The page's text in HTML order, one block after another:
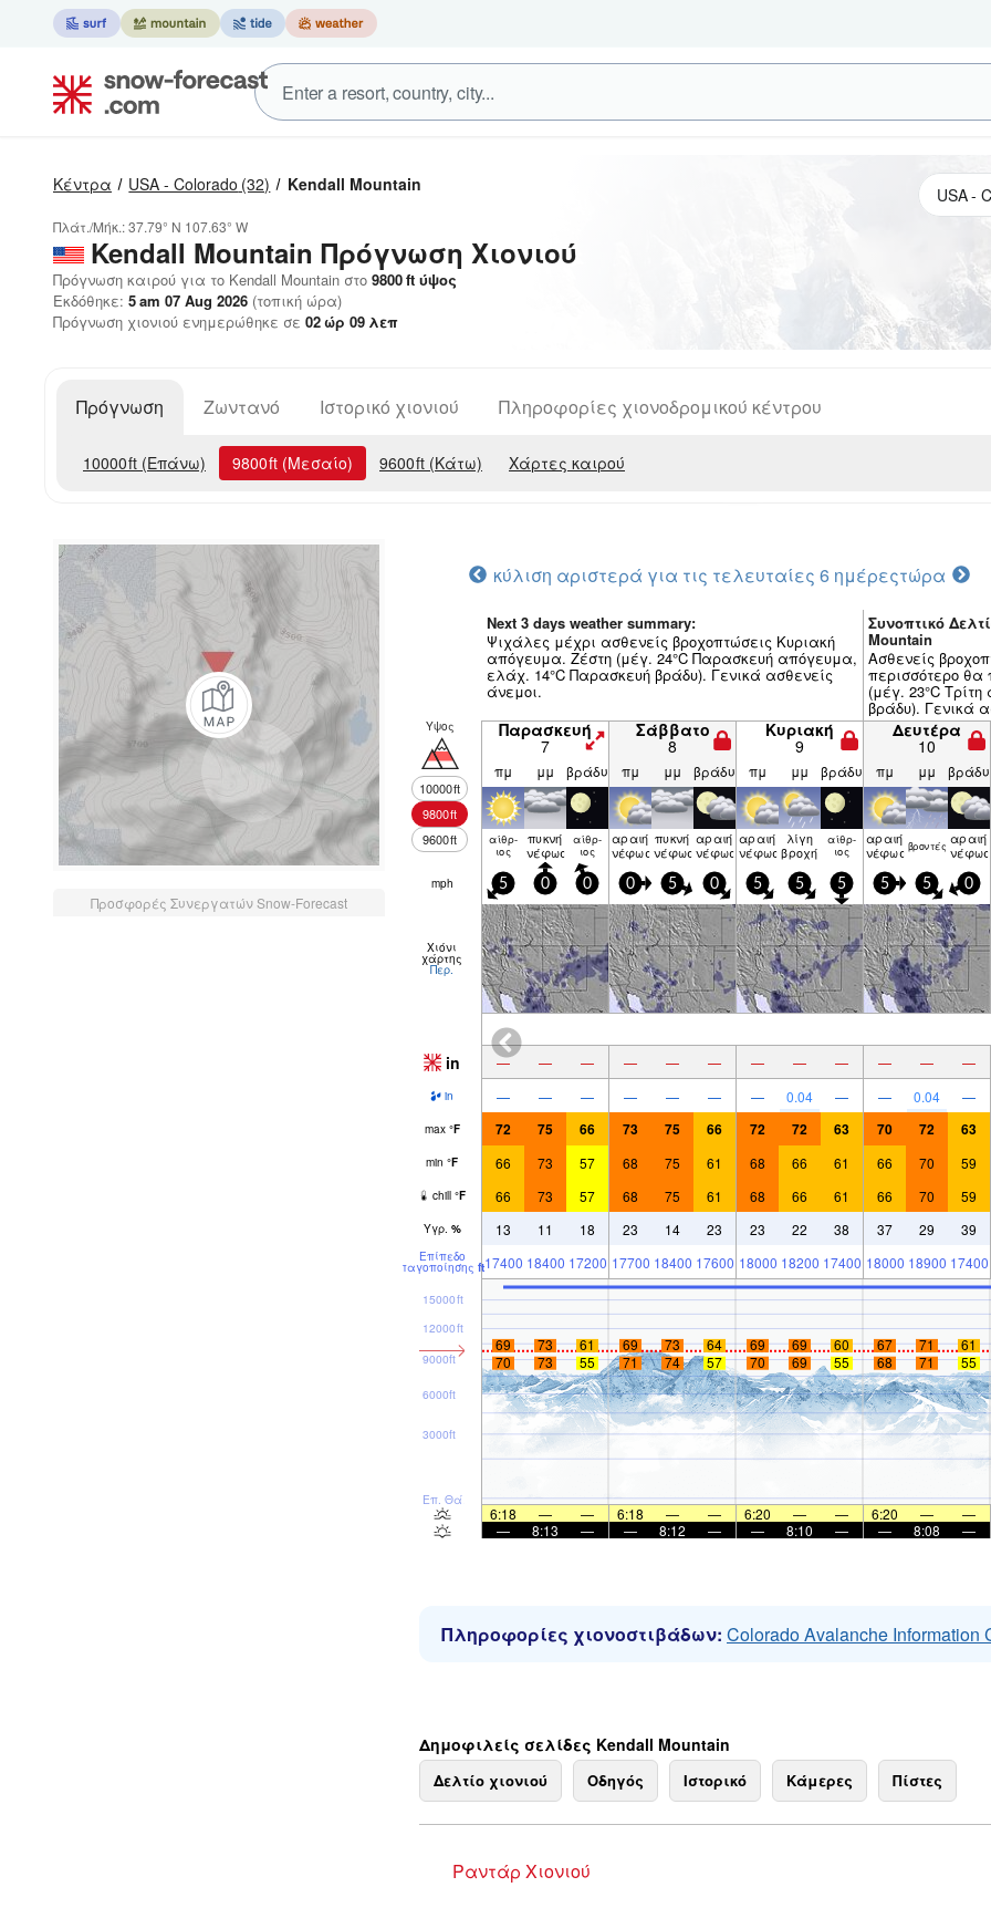
Κέντρα USA - Colorado (32) Kendall Mountain
Πλάτ./Μήκ.:37.79° N 107.63° W
Kendall Mountain Πρόγνωση Χιονιού
Πρόγνωση καιρού για το Kendall Mountain στο 9800ft ύψος
Εκδόθηκε: 5 am 07 Aug 2026 (τοπική ώρα)
Πρόγνωση χιονιού ενημερώθηκε σε 02ώρ 09 λεπ
Πρόγνωση Ζωντανό Ιστορικό χιονιού Πληροφορίες χιονοδρομικού κέντρου
10000ft (Επάνω) 9800ft (Μεσαίο) 9600ft (Κάτω) Χάρτες καιρού
Προσφορές Συνεργατών Snow-Forecast
κύλιση αριστερά για τις τελευταίες 6 ημέρεςτώρα
Next 3 days weather summary:
Ψιχάλες μέχρι ασθενείς βροχοπτώσεις Κυριακή
απόγευμα. Ζέστη (μέγ. 24°C Παρασκευή απόγευμα,
ελάχ. 14°C Παρασκευή βράδυ). Γενικά ασθενείς
άνεμοι.
Συνοπτικό
Mountain
Ασθενείς
περισσότερο
(μέγ. 23°C
βράδυ). Γενικά
Υψος
10000ft
9800ft
9600ft
Παρασκευή
7
Σάββατο
8
Κυριακή
9
Δευτέρα
10
πμ μμ βράδυ πμ μμ βράδυ πμ μμ βράδυ πμ μμ βράδυ
αίθρ­
ιος
πυκνή
νέφωση
αίθρ­
ιος
αραιή
νέφωση
πυκνή
νέφωση
αραιή
νέφωση
αραιή
νέφωση
λίγη
βροχή
αίθρ­
ιος
αραιή
νέφωσηβρον­τές αραιή
mph 5 0 0 0 5 0 5 5 5 5 5 0
Χιόνι
χάρτης
Περ.
in — — — — — — — — — — — —
in — — — — — — — 0.04 — — 0.04 —
max °F 72 75 66 73 75 66 72 72 63 70 72 63
min °F 66 73 57 68 75 61 68 66 61 66 70 59
chill °F 66 73 57 68 75 61 68 66 61 66 70 59
Υγρ. % 13 11 18 23 14 23 23 22 38 37 29 39
Επίπεδο
παγοποίησης ft17400 18400 17200 17700 18400 17600 18000 18200 17400 18000 18900 17400
Επ. Θάλ
3000ft
6000ft
9000ft
12000ft
15000ft
69 73 61 69 73 64 69 69 60 67 71 61
70
73 55 71 74 57 70 69 55 68 71 55
6:18 — — 6:18 — — 6:20 — — 6:20 — —
—
8:13 — — 8:12 — — 8:10 — — 8:08 —
Πληροφορίες χιονοστιβάδων: Colorado Avalanche Information
Δημοφιλείς σελίδες Kendall Mountain
Δελτίο χιονιού Οδηγός Ιστορικό Κάμερες Πίστες
Ραντάρ Χιονιού